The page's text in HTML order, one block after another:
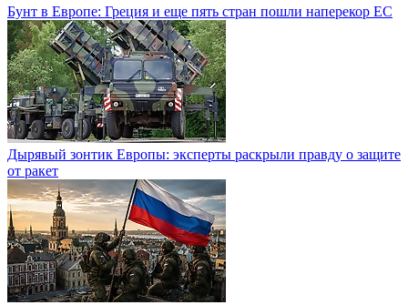
Бунт в Европе: Греция и еще пять стран пошли наперекор ЕС
Дырявый зонтик Европы: эксперты раскрыли правду о защите
от ракет